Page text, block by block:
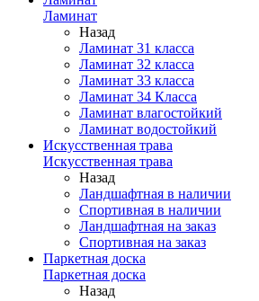
Ламинат
Назад
Ламинат 31 класса
Ламинат 32 класса
Ламинат 33 класса
Ламинат 34 Класса
Ламинат влагостойкий
Ламинат водостойкий
Искусственная трава
Искусственная трава
Назад
Ландшафтная в наличии
Спортивная в наличии
Ландшафтная на заказ
Спортивная на заказ
Паркетная доска
Паркетная доска
Назад